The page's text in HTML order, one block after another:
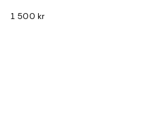
1 500 kr